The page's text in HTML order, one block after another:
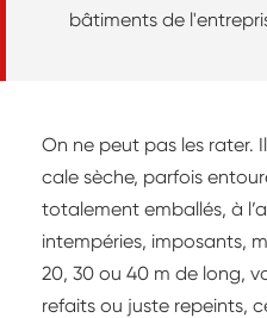
bâtiments de
On ne peut pas les rater.
cale sèche, parfois
totalement emballés, à
intempéries, imposants,
20, 30 ou 40 m de long,
refaits ou juste repeints,